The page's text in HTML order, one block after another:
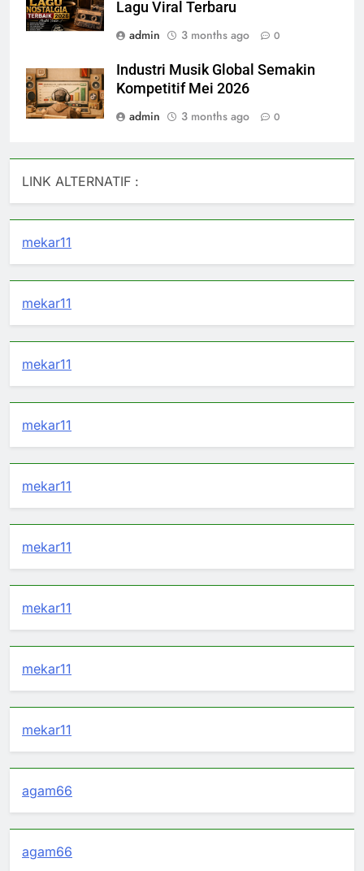
Lagu Viral Terbaru
admin
3 months ago 0
Industri Musik Global Semakin
Kompetitif Mei 2026
admin
3 months ago 0
LINK ALTERNATIF :
mekar11
mekar11
mekar11
mekar11
mekar11
mekar11
mekar11
mekar11
mekar11
agam66
agam66